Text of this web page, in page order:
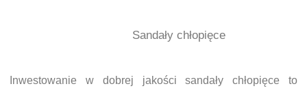
Sandały chłopięce
Inwestowanie w dobrej jakości sandały chłopięce to